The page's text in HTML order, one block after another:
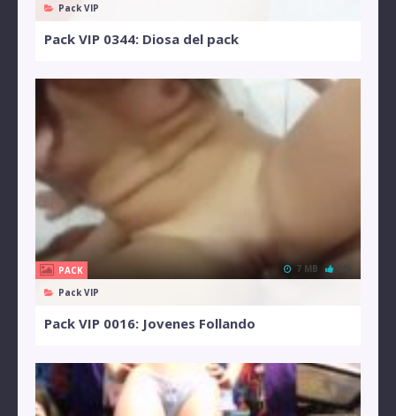
Pack VIP
Pack VIP 0344: Diosa del pack
PACK
Pack VIP
7 MB 0%
Pack VIP 0016: Jovenes Follando